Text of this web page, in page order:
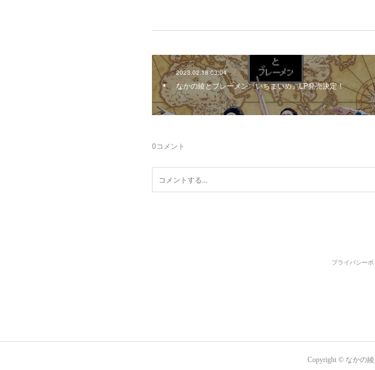
2023.02.18 03:04
なかの綾とブレーメン『いちまいめ』LP発売決定！
0コメント
プライバシー
Copyright © なかの